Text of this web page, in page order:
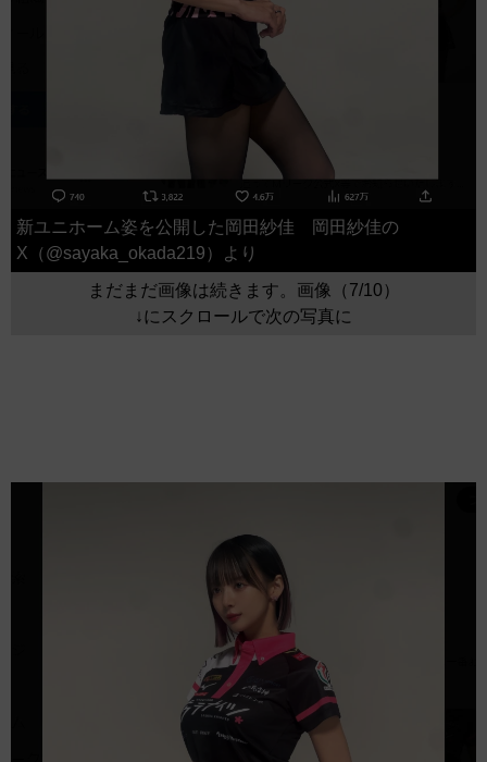
新ユニホーム姿を公開した岡田紗佳 岡田紗佳の
X（@sayaka_okada219）より
まだまだ画像は続きます。画像（7/10）
↓にスクロールで次の写真に